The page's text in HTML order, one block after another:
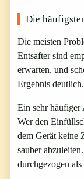
Die
Die meisten
Entsafter sind
erwarten, und
Ergebnis deutlich.
Ein sehr häufiger
Wer den
dem Gerät keine
sauber
durchgezogen